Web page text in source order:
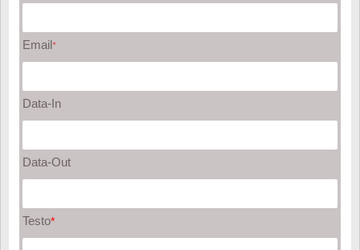
Email*
Data-In
Data-Out
Testo*